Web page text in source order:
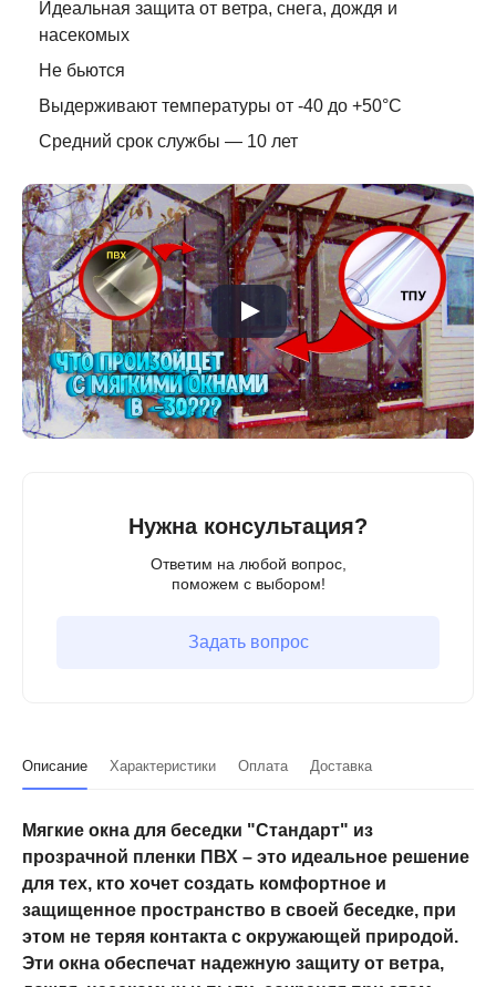
Описание Характеристики Оплата Доставка
Мягкие окна для беседки "Стандарт" из
прозрачной пленки ПВХ – это идеальное решение
для тех, кто хочет создать комфортное и
защищенное пространство в своей беседке, при
этом не теряя контакта с окружающей природой.
Эти окна обеспечат надежную защиту от ветра,
Идеальная защита от ветра, снега, дождя и
насекомых
Не бьются
Выдерживают температуры от -40 до +50°C
Средний срок службы — 10 лет
Нужна консультация?
Ответим на любой вопрос,
поможем с выбором!
Задать вопрос